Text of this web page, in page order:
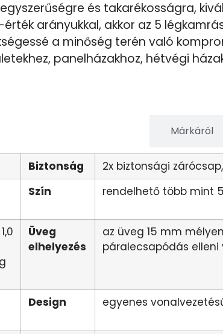
és takarékosságra,
arányukkal, akkor az 5
a minőség terén való
panelházakhoz, hétvégi
Márkáról
Biztonság
2x biztonsági
Szín rendelhető több mint
Üveg
elhelyezés
az üveg 15 mm
páralecsapódás
Design egyenes